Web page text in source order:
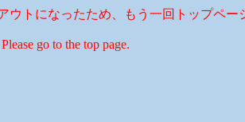
ウトになったため、もう一回トップペー
go to the top page.